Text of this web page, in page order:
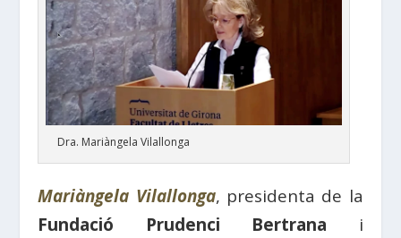
Dra. Mariàngela Vilallonga
Mariàngela Vilallonga, presidenta de la
Fundació Prudenci Bertrana i